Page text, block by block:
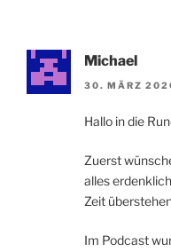
Michael
30. MÄRZ
Hallo in die
Zuerst
alles
Zeit
Im Podcast